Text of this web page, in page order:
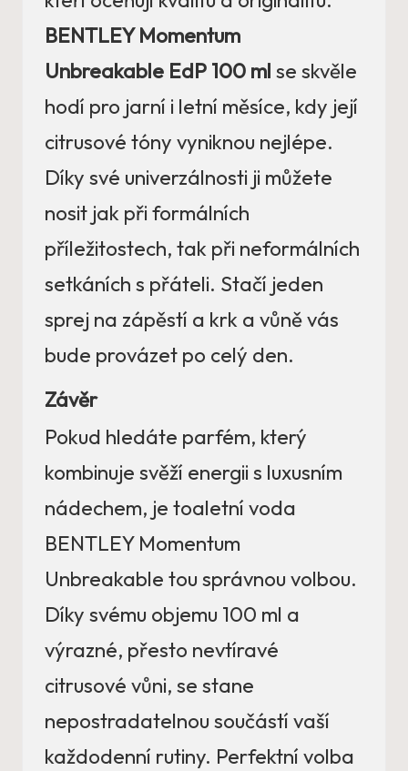
BENTLEY Momentum
Unbreakable EdP 100 ml se skvěle
hodí pro jarní i letní měsíce, kdy její
citrusové tóny vyniknou nejlépe.
Díky své univerzálnosti ji můžete
nosit jak při formálních
příležitostech, tak při neformálních
setkáních s přáteli. Stačí jeden
sprej na zápěstí a krk a vůně vás
bude provázet po celý den.
Závěr
Pokud hledáte parfém, který
kombinuje svěží energii s luxusním
nádechem, je toaletní voda
BENTLEY Momentum
Unbreakable tou správnou volbou.
Díky svému objemu 100 ml a
výrazné, přesto nevtíravé
citrusové vůni, se stane
nepostradatelnou součástí vaší
každodenní rutiny. Perfektní volba